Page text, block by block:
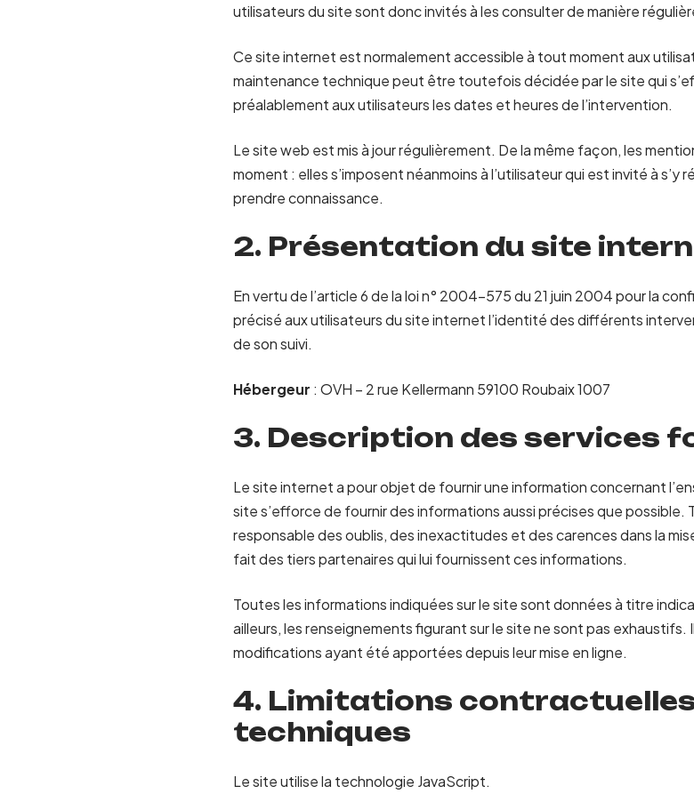
utilisateurs du site sont donc invités à les consulter de manière
Ce site internet est normalement accessible à tout moment aux
maintenance technique peut être toutefois décidée par le site qui
préalablement aux utilisateurs les dates et heures de l’intervention.
Le site web est mis à jour régulièrement. De la même façon, les
moment : elles s’imposent néanmoins à l’utilisateur qui est invité à s’y
prendre connaissance.
2. Présentation du site
En vertu de l’article 6 de la loi n° 2004-575 du 21 juin 2004 pour la
précisé aux utilisateurs du site internet l’identité des différents
de son suivi.
Hébergeur : OVH – 2 rue Kellermann 59100 Roubaix 1007
3. Description des services
Le site internet a pour objet de fournir une information concernant
site s’efforce de fournir des informations aussi précises que possible.
responsable des oublis, des inexactitudes et des carences dans la
fait des tiers partenaires qui lui fournissent ces informations.
Toutes les informations indiquées sur le site sont données à titre
ailleurs, les renseignements figurant sur le site ne sont pas exhaustifs.
modifications ayant été apportées depuis leur mise en ligne.
4. Limitations contractuelles
techniques
Le site utilise la technologie JavaScript.